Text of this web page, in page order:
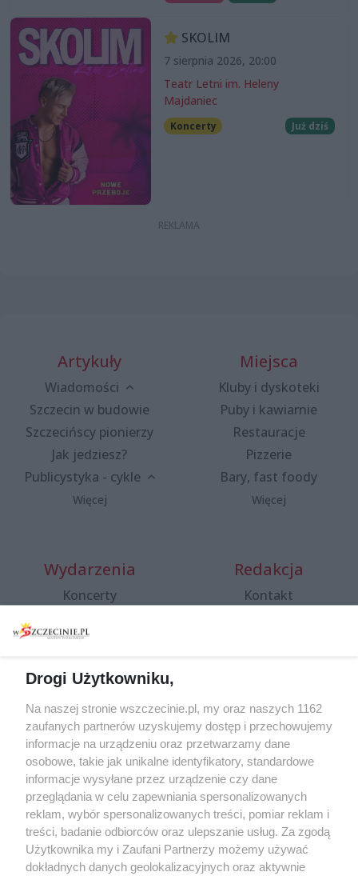
SKOLIM
7 sierpnia 2026, 20:00
Teatr Letni im. Heleny
Majdaniec
Koncerty Już dziś
Artykuły
Wiadomości
Szczecin w budowie
Szczecińscy pionierzy
Jak jedziesz?
Publicystyka - cykle
Więcej
Miejsca
Kluby i dyskoteki
Puby i kawiarnie
Restauracje
Pizzerie
Bary, fast foody
Więcej
Wydarzenia
Koncerty
Spacery i oprowadzania
targi
Wernisaże
Więcej
Redakcja
Kontakt
Specjalny koncert z okazji
20. urodzin portalu
wSzczecinie.pl
Regulamin konkursów
śniadaniówka "Hej
Szczecin! Jest piątek!"
Drogi Użytkowniku,
Na naszej stronie wszczecinie.pl, my oraz naszych 1162
zaufanych partnerów uzyskujemy dostęp i przechowujemy
informacje na urządzeniu oraz przetwarzamy dane
osobowe, takie jak unikalne identyfikatory, standardowe
informacje wysyłane przez urządzenie czy dane
przeglądania w celu zapewniania spersonalizowanych
reklam, wybór spersonalizowanych treści, pomiar reklam i
treści, badanie odbiorców oraz ulepszanie usług. Za zgodą
Użytkownika my i Zaufani Partnerzy możemy używać
dokładnych danych geolokalizacyjnych oraz aktywnie